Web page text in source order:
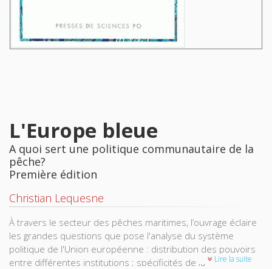
L'Europe bleue
A quoi sert une politique communautaire de la
pêche?
Première édition
Christian Lequesne
À travers le secteur des pêches maritimes, l’ouvrage éclaire
les grandes questions que pose l'analyse du système
politique de l'Union européenne : distribution des pouvoirs
entre différentes institutions ; spécificités de la
Lire la suite